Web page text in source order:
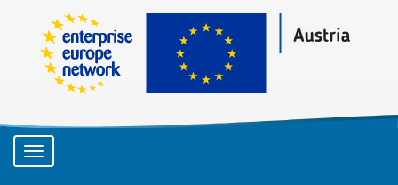
Toggle navigation